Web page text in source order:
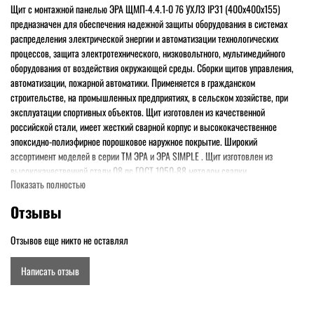
Щит с монтажной панелью ЭРА ЩМП-4.4.1-0 76 УХЛЗ IP31 (400х400х155)
предназначен для обеспечения надежной защиты оборудования в системах
распределения электрической энергии и автоматизации технологических
процессов, защита электротехнического, низковольтного, мультимедийного
оборудования от воздействия окружающей среды. Сборки щитов управления,
автоматизации, пожарной автоматики. Применяется в гражданском
строительстве, на промышленных предприятиях, в сельском хозяйстве, при
эксплуатации спортивных объектов. Щит изготовлен из качественной
российской стали, имеет жесткий сварной корпус и высококачественное
эпоксидно-полиэфирное порошковое наружное покрытие. Широкий
ассортимент моделей в серии ТМ ЭРА и ЭРА SIMPLE . Щит изготовлен из
высококачественной стали 08 пс ГОСТ 1050-88 методом сварки.
Высококачественное порошковое покрытие, цвет RAL 7035, RAL 3000 для
и простота монтажа. Оцинкованная монтажная панель. Высокий уровень
пыли, влаги, наледи внутрь корпуса. Для исполнения IP54 -
высококачественный двухкомпонентный полиуретановый уплотнитель. В
комплектацию поставки входит замок с двумя ключами. Гарантия от сквозной
коррозии 15 лет. Гарантийный срок эксплуатации 3 года.
Показать полностью
Отзывы
Отзывов еще никто не оставлял
Написать отзыв